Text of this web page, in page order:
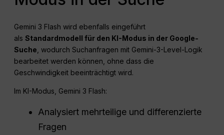
Gemini 3 Flash wird ebenfalls eingeführt
alsStandardmodell für den KI-Modus in der Google-
Suche , wodurch Suchanfragen mit Gemini-3-Level-Logik
bearbeitet werden können, ohne dass die
Geschwindigkeit beeinträchtigt wird.
Im KI-Modus, Gemini 3 Flash:
Analysiert mehrteilige und differenzierte
Fragen